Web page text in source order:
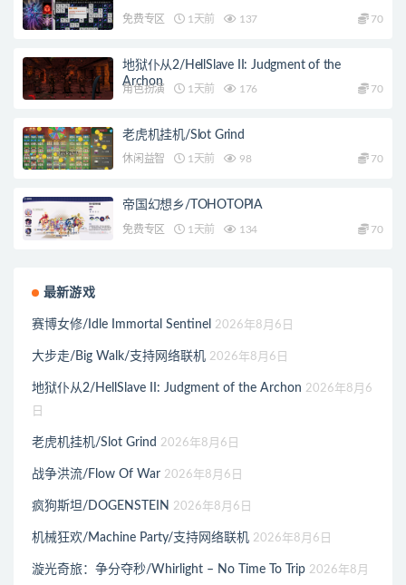
免费专区 1天前 137 70
地狱仆从2/HellSlave II: Judgment of the
Archon
角色扮演 1天前 176 70
老虎机挂机/Slot Grind
休闲益智 1天前 98 70
帝国幻想乡/TOHOTOPIA
免费专区 1天前 134 70
最新游戏
赛博女修/Idle Immortal Sentinel 2026年8月6日
大步走/Big Walk/支持网络联机 2026年8月6日
地狱仆从2/HellSlave II: Judgment of the Archon 2026年8月6
日
老虎机挂机/Slot Grind 2026年8月6日
战争洪流/Flow Of War 2026年8月6日
疯狗斯坦/DOGENSTEIN 2026年8月6日
机械狂欢/Machine Party/支持网络联机 2026年8月6日
漩光奇旅：争分夺秒/Whirlight – No Time To Trip 2026年8月